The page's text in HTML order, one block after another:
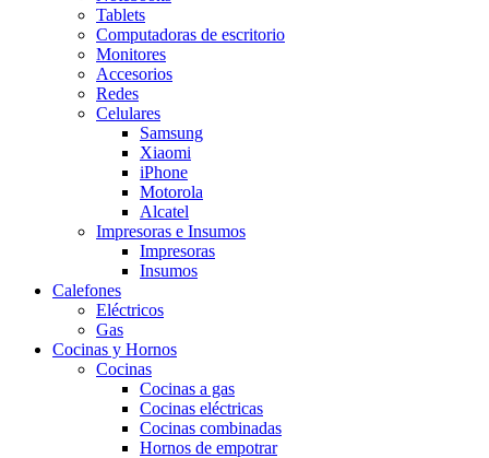
Tablets
Computadoras de escritorio
Monitores
Accesorios
Redes
Celulares
Samsung
Xiaomi
iPhone
Motorola
Alcatel
Impresoras e Insumos
Impresoras
Insumos
Calefones
Eléctricos
Gas
Cocinas y Hornos
Cocinas
Cocinas a gas
Cocinas eléctricas
Cocinas combinadas
Hornos de empotrar